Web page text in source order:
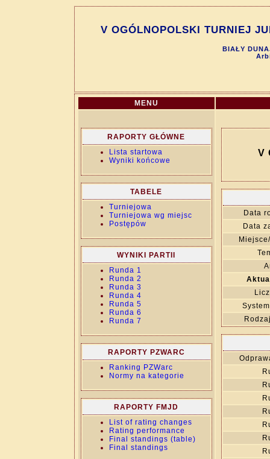
V OGÓLNOPOLSKI TURNIEJ
BIAŁY
MENU
RAPORTY GŁÓWNE
Lista startowa
Wyniki końcowe
TABELE
Turniejowa
Turniejowa wg miejsc
Postępów
WYNIKI PARTII
Runda 1
Runda 2
Runda 3
Runda 4
Runda 5
Runda 6
Runda 7
RAPORTY PZWARC
Ranking PZWarc
Normy na kategorie
RAPORTY FMJD
List of rating changes
Rating performance
Final standings (table)
Final standings
V
Data
Data